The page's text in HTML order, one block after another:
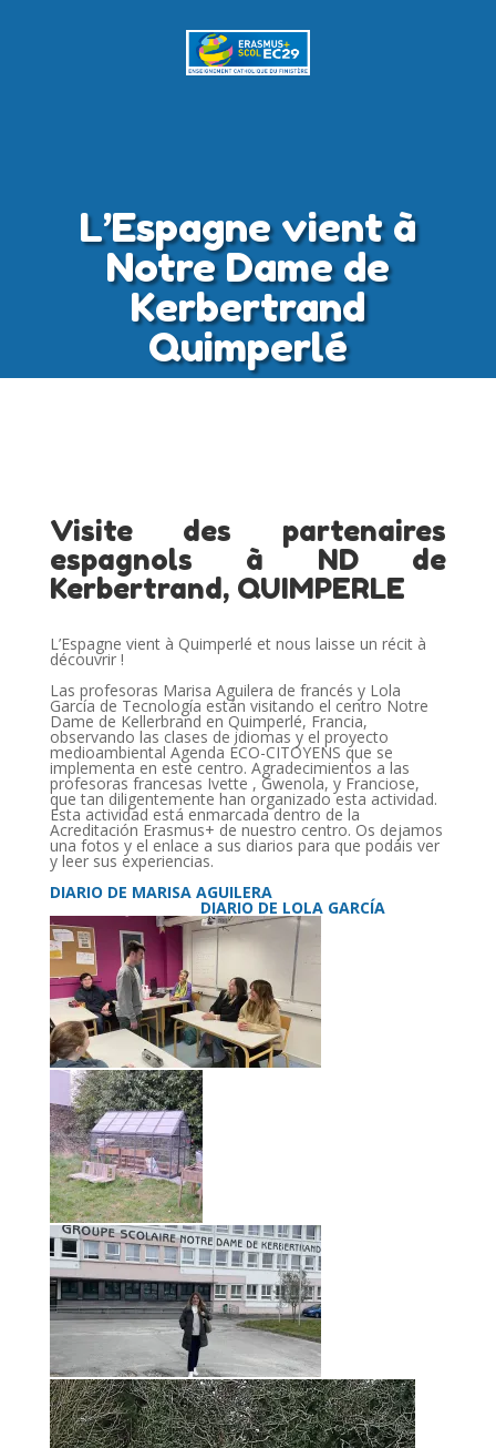
L’Espagne vient à
Notre Dame de
Kerbertrand
Quimperlé
Visite des partenaires
espagnols à ND de
Kerbertrand, QUIMPERLE
L’Espagne vient à Quimperlé et nous laisse un récit à
découvrir !
Las profesoras Marisa Aguilera de francés y Lola
García de Tecnología están visitando el centro Notre
Dame de Kellerbrand en Quimperlé, Francia,
observando las clases de idiomas y el proyecto
medioambiental Agenda ÉCO-CITOYENS que se
implementa en este centro. Agradecimientos a las
profesoras francesas Ivette , Gwenola, y Franciose,
que tan diligentemente han organizado esta actividad.
Esta actividad está enmarcada dentro de la
Acreditación Erasmus+ de nuestro centro. Os dejamos
una fotos y el enlace a sus diarios para que podáis ver
y leer sus experiencias.
DIARIO DE MARISA AGUILERA
DIARIO DE LOLA GARCÍA